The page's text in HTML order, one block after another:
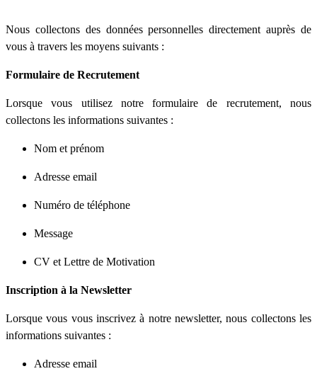
Nous collectons des données personnelles directement auprès de
vous à travers les moyens suivants :
Formulaire de Recrutement
Lorsque vous utilisez notre formulaire de recrutement, nous
collectons les informations suivantes :
Nom et prénom
Adresse email
Numéro de téléphone
Message
CV et Lettre de Motivation
Inscription à la Newsletter
Lorsque vous vous inscrivez à notre newsletter, nous collectons les
informations suivantes :
Adresse email